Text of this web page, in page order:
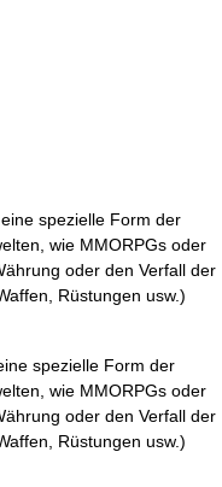
spezielle Form der
wie MMORPGs oder
oder den Verfall der
Rüstungen usw.)
spezielle Form der
wie MMORPGs oder
oder den Verfall der
Rüstungen usw.)